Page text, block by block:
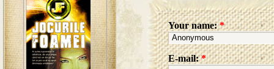
Your name:*
E-mail:*